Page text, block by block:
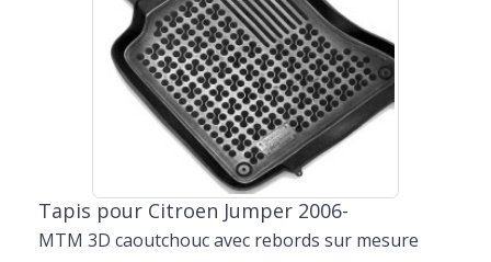
Tapis pour Citroen Jumper 2006-
MTM 3D caoutchouc avec rebords sur mesure